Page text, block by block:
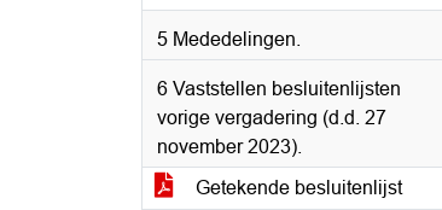
5 Mededelingen.
6 Vaststellen besluitenlijsten
vorige vergadering (d.d. 27
november 2023).
Getekende besluitenlijst